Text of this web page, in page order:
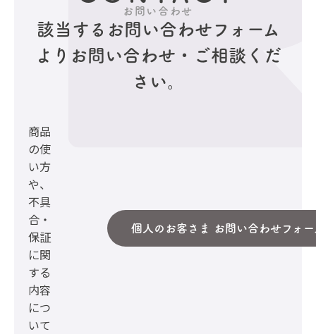
お問い合わせ
該当するお問い合わせフォーム
より お問い合わせ・ご相談くだ
さい。
商品
の使
い方
や、
不具
合・
保証
に関
する
内容
につ
いて
個人のお客さま お問い合わせフォー